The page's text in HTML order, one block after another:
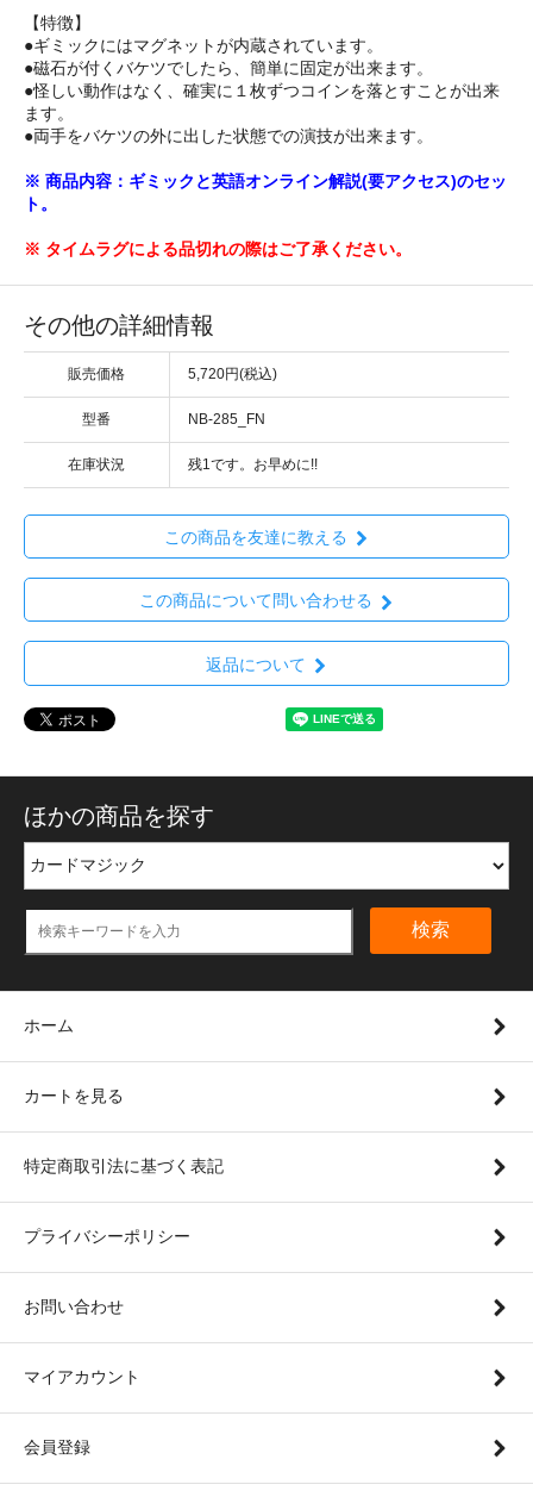
【特徴】
●ギミックにはマグネットが内蔵されています。
●磁石が付くバケツでしたら、簡単に固定が出来ます。
●怪しい動作はなく、確実に１枚ずつコインを落とすことが出来
ます。
●両手をバケツの外に出した状態での演技が出来ます。
※ 商品内容：ギミックと英語オンライン解説(要アクセス)のセッ
ト。
※ タイムラグによる品切れの際はご了承ください。
その他の詳細情報
販売価格 5,720円(税込)
型番 NB-285_FN
在庫状況 残1です。お早めに!!
この商品を友達に教える
この商品について問い合わせる
返品について
ほかの商品を探す
検索
ホーム
カートを見る
特定商取引法に基づく表記
プライバシーポリシー
お問い合わせ
マイアカウント
会員登録